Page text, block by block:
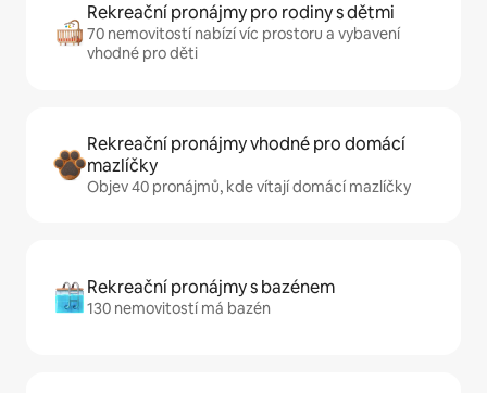
Rekreační pronájmy pro rodiny s dětmi
70 nemovitostí nabízí víc prostoru a vybavení
vhodné pro děti
Rekreační pronájmy vhodné pro domácí
mazlíčky
Objev 40 pronájmů, kde vítají domácí mazlíčky
Rekreační pronájmy s bazénem
130 nemovitostí má bazén